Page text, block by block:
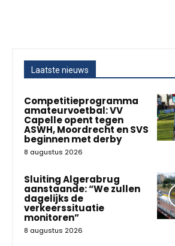
Laatste nieuws
Competitieprogramma
amateurvoetbal: VV
Capelle opent tegen
ASWH, Moordrecht en SVS
beginnen met derby
8 augustus 2026
Sluiting Algerabrug
aanstaande: “We zullen
dagelijks de
verkeerssituatie
monitoren”
8 augustus 2026